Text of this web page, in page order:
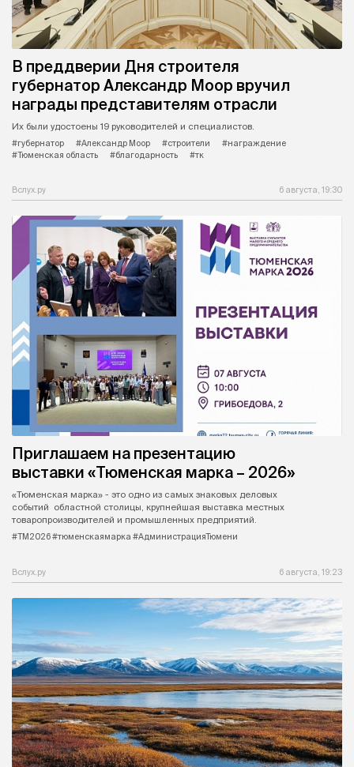
В преддверии Дня строителя
губернатор Александр Моор вручил
награды представителям отрасли
Их были удостоены 19 руководителей и специалистов.
#губернатор
#Александр Моор #строители
#награждение
#Тюменская область
#благодарность #тк
Вслух.ру 6 августа, 19:30
Приглашаем на презентацию
выставки «Тюменская марка – 2026»
«Тюменская марка» - это одно из самых знаковых деловых
событий областной столицы, крупнейшая выставка местных
товаропроизводителей и промышленных предприятий.
#ТМ2026 #тюменскаямарка #АдминистрацияТюмени
Вслух.ру 6 августа, 19:23